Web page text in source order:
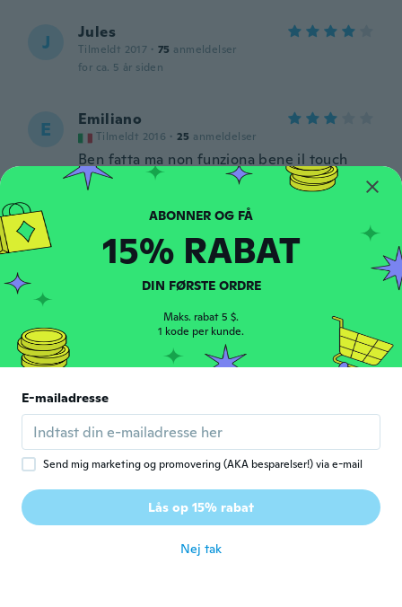
J Jules
Tilmeldt 2017 · 75 anmeldelser
for ca. 5 år siden
E Emiliano
Tilmeldt 2016 · 25 anmeldelser
Ben fatta ma non funziona bene il touch
screen del telefono
for ca. 5 år siden
J john
Tilmeldt 2017 · 25 anmeldelser
worked well when we went to Jamaica had
Siraj
This came before the date. Good quality.
Love it
for ca. 5 år siden
Francesco
Tilmeldt 2020 · 217 anmeldelser
15% RABAT
DIN FØRSTE ORDRE
Maks. rabat 5 $.
1 kode per kunde.
E-mailadresse
Send mig marketing og promovering (AKA besparelser!) via e-mail
Lås op 15% rabat
Nej tak